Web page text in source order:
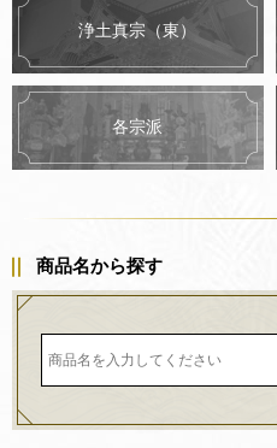
浄土真宗（東）
各宗派
商品名から探す